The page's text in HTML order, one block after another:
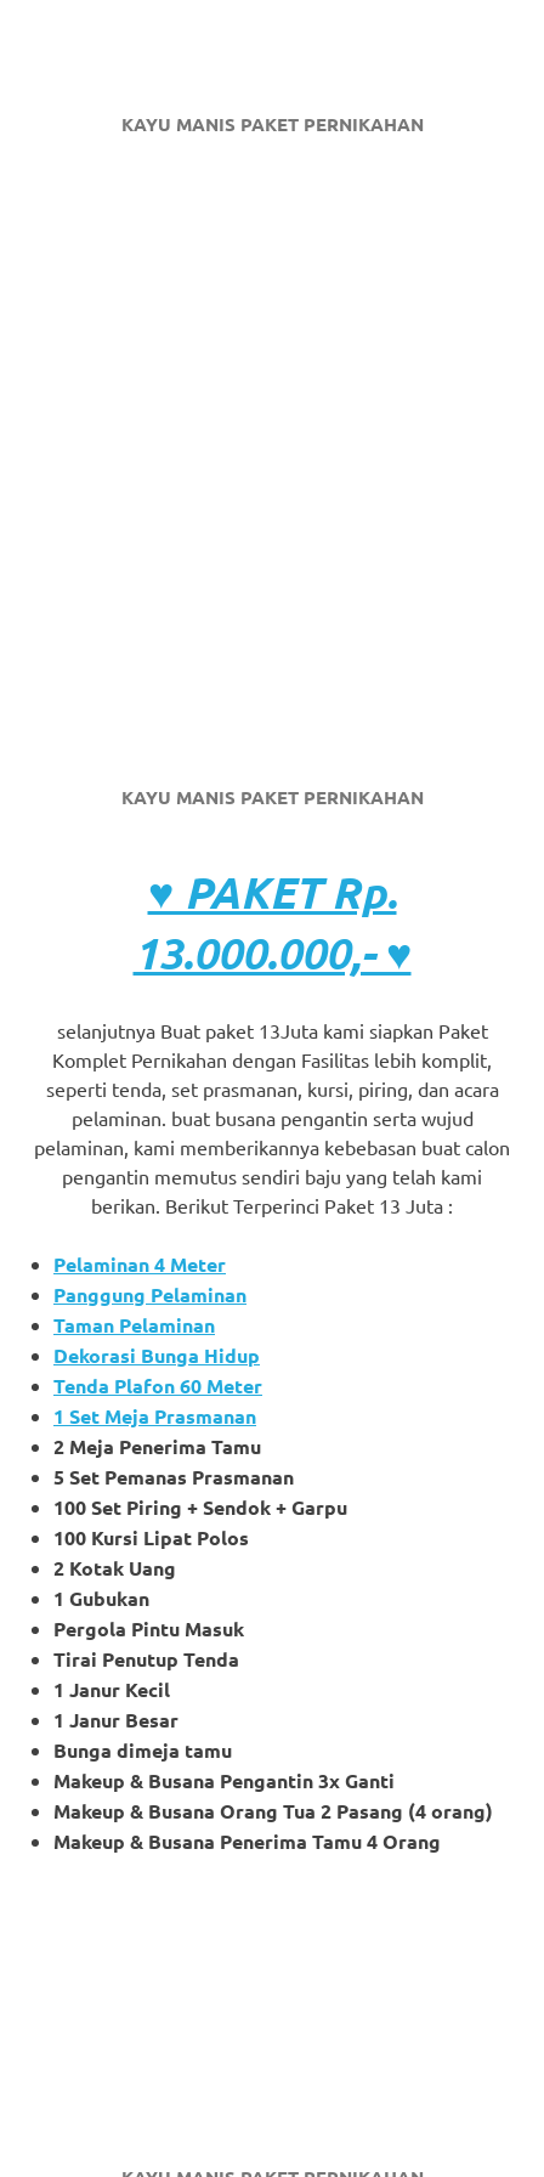
KAYU MANIS PAKET PERNIKAHAN
KAYU MANIS PAKET PERNIKAHAN
♥ PAKET Rp.
13.000.000,- ♥
selanjutnya Buat paket 13Juta kami siapkan Paket
Komplet Pernikahan dengan Fasilitas lebih komplit,
seperti tenda, set prasmanan, kursi, piring, dan acara
pelaminan. buat busana pengantin serta wujud
pelaminan, kami memberikannya kebebasan buat calon
pengantin memutus sendiri baju yang telah kami
berikan. Berikut Terperinci Paket 13 Juta :
Pelaminan 4 Meter
Panggung Pelaminan
Taman Pelaminan
Dekorasi Bunga Hidup
Tenda Plafon 60 Meter
1 Set Meja Prasmanan
2 Meja Penerima Tamu
5 Set Pemanas Prasmanan
100 Set Piring + Sendok + Garpu
100 Kursi Lipat Polos
2 Kotak Uang
1 Gubukan
Pergola Pintu Masuk
Tirai Penutup Tenda
1 Janur Kecil
1 Janur Besar
Bunga dimeja tamu
Makeup & Busana Pengantin 3x Ganti
Makeup & Busana Orang Tua 2 Pasang (4 orang)
Makeup & Busana Penerima Tamu 4 Orang